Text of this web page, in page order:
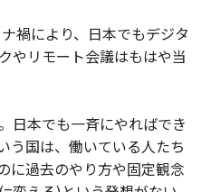
禍により、日本でもデジタ
やリモート会議はもはや当
日本でも一斉にやればでき
う国は、働いている人たち
に過去のやり方や固定観念